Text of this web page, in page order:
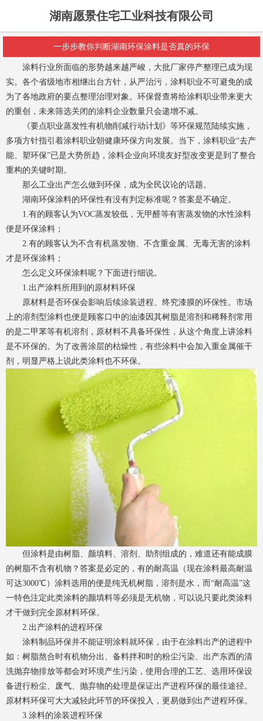
湖南愿景住宅工业科技有限公司
一步步教你判断湖南环保涂料是否真的环保
涂料行业所面临的形势越来越严峻，大批厂家停产整理已成为现
实。各个省级地市相继出台方针，从严治污，涂料职业不可避免的成
为了各地政府的要点整理治理对象。环保督查将给涂料职业带来更大
的重创，未来筛选关闭的涂料企业数量只会递增不减。
《要点职业蒸发性有机物削减行动计划》等环保规范陆续实施，
多项方针指引着涂料职业朝健康环保方向发展。当下，涂料职业“去产
能、塑环保”已是大势所趋，涂料企业向环境友好型改变更是到了整合
重构的关键时期。
那么工业出产怎么做到环保，成为全民议论的话题。
湖南环保涂料的环保性有没有判定标准呢？答案是不确定。
1.有的顾客认为VOC蒸发较低，无甲醛等有害蒸发物的水性涂料
便是环保涂料；
2.有的顾客认为不含有机蒸发物、不含重金属、无毒无害的涂料
才是环保涂料；
怎么定义环保涂料呢？下面进行细说。
1.出产涂料所用到的原材料环保
原材料是否环保会影响后续涂装进程、终究漆膜的环保性。市场
上的溶剂型涂料也便是顾客口中的油漆因其树脂是溶剂和稀释剂常用
的是二甲苯等有机溶剂，原材料不具备环保性，从这个角度上讲涂料
是不环保的。为了改善涂层的枯燥性，有些涂料中会加入重金属催干
剂，明显严格上说此类涂料也不环保。
但涂料是由树脂、颜填料、溶剂、助剂组成的，难道还有能成膜
的树脂不含有机物？答案是必定的，有的耐高温（现在涂料最高耐温
可达3000℃）涂料选用的便是纯无机树脂，溶剂是水，而“耐高温”这
一特色注定此类涂料的颜填料等必须是无机物，可以说只要此类涂料
才干做到完全原材料环保。
2.出产涂料的进程环保
涂料制品环保并不能证明涂料就环保，由于在涂料出产的进程中
如：树脂熬合时有机物分出、备料拌和时的粉尘污染、出产东西的清
洗抛弃物排放等都会对环境产生污染，使用合理的工艺、选用环保设
备进行粉尘、废气、抛弃物的处理是保证出产进程环保的最佳途径。
原材料环保可大大减轻此环节的环保投入，更易做到出产进程环保。
3.涂料的涂装进程环保